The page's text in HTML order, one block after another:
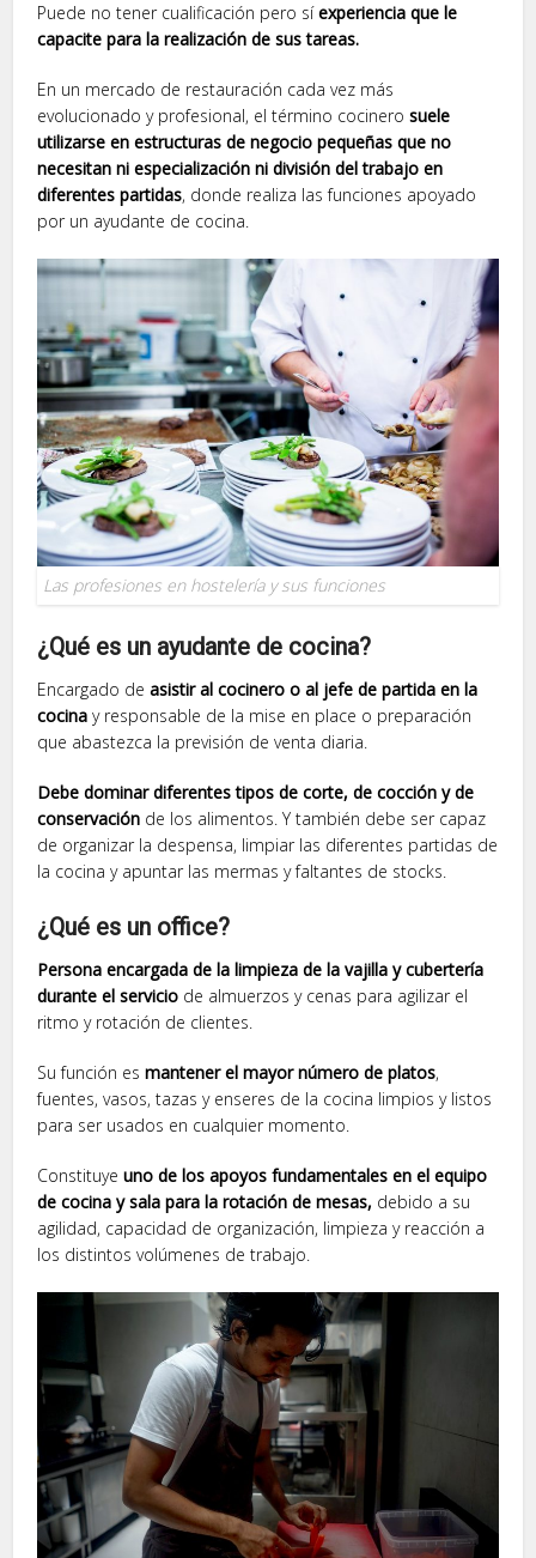
Puede no tener cualificación pero síexperiencia que le
capacite para la realización de sus tareas.
En un mercado de restauración cada vez más
evolucionado y profesional, el término cocinerosuele
utilizarse en estructuras de negocio pequeñas que no
necesitan ni especialización ni división del trabajo en
diferentes partidas, donde realiza las funciones apoyado
por un ayudante de cocina.
Las profesiones en hostelería y sus funciones
¿Qué es un ayudante de cocina?
Encargado de asistir al cocinero o al jefe de partida en la
cocina y responsable de la mise en place o preparación
que abastezca la previsión de venta diaria.
Debe dominar diferentes tipos de corte, de cocción y de
conservación de los alimentos. Y también debe ser capaz
de organizar la despensa, limpiar las diferentes partidas de
la cocina y apuntar las mermas y faltantes de stocks.
¿Qué es un office?
Persona encargada de la limpieza de la vajilla y cubertería
durante el servicio de almuerzos y cenas para agilizar el
ritmo y rotación de clientes.
Su función esmantener el mayor número de platos,
fuentes, vasos, tazas y enseres de la cocina limpios y listos
para ser usados en cualquier momento.
Constituyeuno de los apoyos fundamentales en el equipo
de cocina y sala para la rotación de mesas, debido a su
agilidad, capacidad de organización, limpieza y reacción a
los distintos volúmenes de trabajo.